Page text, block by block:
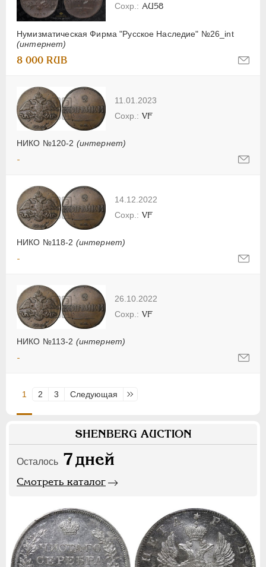
Нумизматическая Фирма "Русское Наследие" №26_int
(интернет)
AU58
8 000 RUB
11.01.2023
НИКО №120-2 (интернет)
VF
-
14.12.2022
НИКО №118-2 (интернет)
VF
-
26.10.2022
НИКО №113-2 (интернет)
VF
-
1 2 3 Следующая Последняя
SHENBERG AUCTION
Осталось 7дней
Смотреть каталог